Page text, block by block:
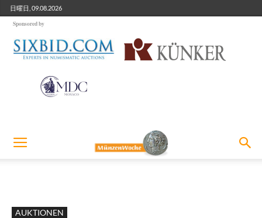
日曜日, 09.08.2026
Sponsored by
AUKTIONEN